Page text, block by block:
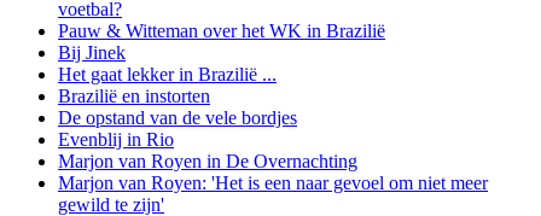
voetbal?
Pauw & Witteman over het WK in Brazilië
Bij Jinek
Het gaat lekker in Brazilië ...
Brazilië en instorten
De opstand van de vele bordjes
Evenblij in Rio
Marjon van Royen in De Overnachting
Marjon van Royen: 'Het is een naar gevoel om niet meer
gewild te zijn'